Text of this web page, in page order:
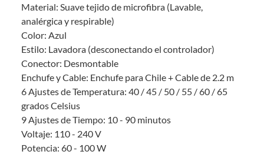
derecho:
Productos que, por su naturaleza, no puedan ser devueltos,
puedan deteriorarse o caducar con rapidez.
Confeccionados a la medida.
De uso personal.
En sodimac.cl te damos 30 días desde que recibes el producto. Debe
estar en perfecto estado, con todas sus etiquetas y sin uso, tal como te lo
entregamos.
Productos digitales que se entregan a través de una descarga
electrónica, por ejemplo, cupones de experiencia o programas
para el computador.
Material: Suave tejido de microfibra (Lavable,
analérgica y respirable)
Color: Azul
Estilo: Lavadora (desconectando el controlador)
Conector: Desmontable
Enchufe y Cable: Enchufe para Chile + Cable de 2.2 m
6 Ajustes de Temperatura: 40 / 45 / 50 / 55 / 60 / 65
grados Celsius
9 Ajustes de Tiempo: 10 - 90 minutos
Voltaje: 110 - 240 V
Potencia: 60 - 100 W